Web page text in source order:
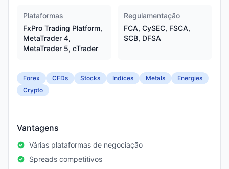
Plataformas
FxPro Trading Platform,
MetaTrader 4,
MetaTrader 5, cTrader
Regulamentação
FCA, CySEC, FSCA,
SCB, DFSA
Forex CFDs Stocks Indices Metals
Energies
Crypto
Vantagens
Várias plataformas de negociação
Spreads competitivos